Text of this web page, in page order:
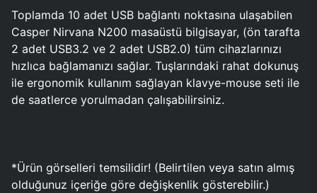
Toplamda 10 adet USB bağlantı noktasına ulaşabilen
Casper Nirvana N200 masaüstü bilgisayar, (ön tarafta
2 adet USB3.2 ve 2 adet USB2.0) tüm cihazlarınızı
hızlıca bağlamanızı sağlar. Tuşlarındaki rahat dokunuş
ile ergonomik kullanım sağlayan klavye-mouse seti ile
de saatlerce yorulmadan çalışabilirsiniz.
*Ürün görselleri temsilidir! (Belirtilen veya satın almış
olduğunuz içeriğe göre değişkenlik gösterebilir.)